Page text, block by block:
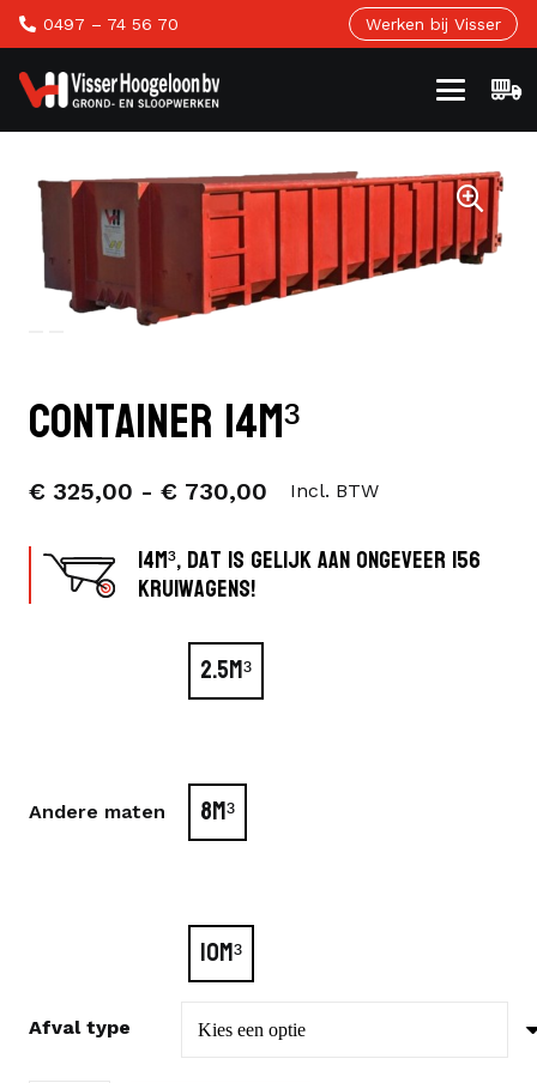
0497 – 74 56 70 Werken bij Visser
Container 14m³
€ 325,00 - € 730,00 Prijsklasse:
tot
Incl. BTW
14m³, dat is gelijk aan ongeveer 156
kruiwagens!
Andere maten
2.5M³
8M³
10M³
Afval type